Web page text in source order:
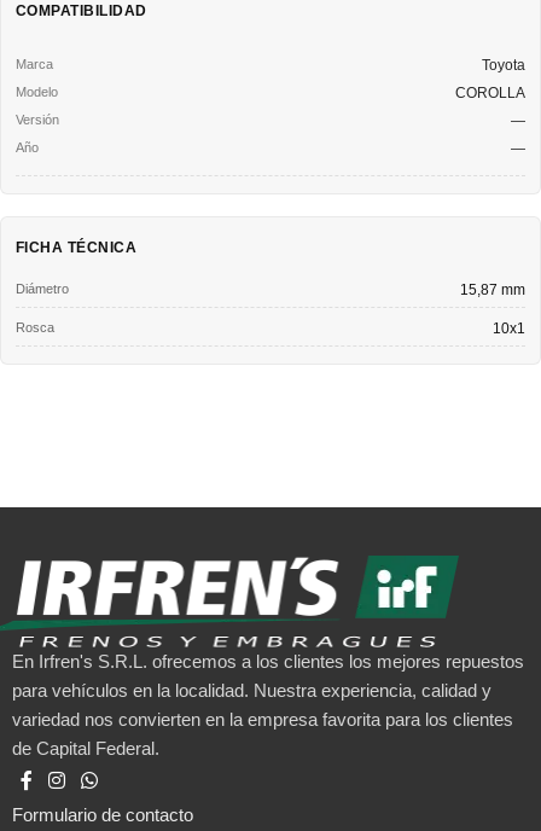
COMPATIBILIDAD
Toyota
COROLLA
—
—
FICHA TÉCNICA
Diámetro 15,87 mm
Rosca 10x1
En Irfren's S.R.L. ofrecemos a los clientes los mejores repuestos
para vehículos en la localidad. Nuestra experiencia, calidad y
variedad nos convierten en la empresa favorita para los clientes
de Capital Federal.
Formulario de contacto